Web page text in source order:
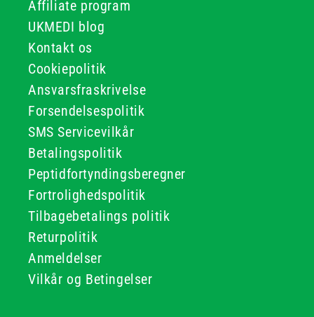
Affiliate program
UKMEDI blog
Kontakt os
Cookiepolitik
Ansvarsfraskrivelse
Forsendelsespolitik
SMS Servicevilkår
Betalingspolitik
Peptidfortyndingsberegner
Fortrolighedspolitik
Tilbagebetalings politik
Returpolitik
Anmeldelser
Vilkår og Betingelser